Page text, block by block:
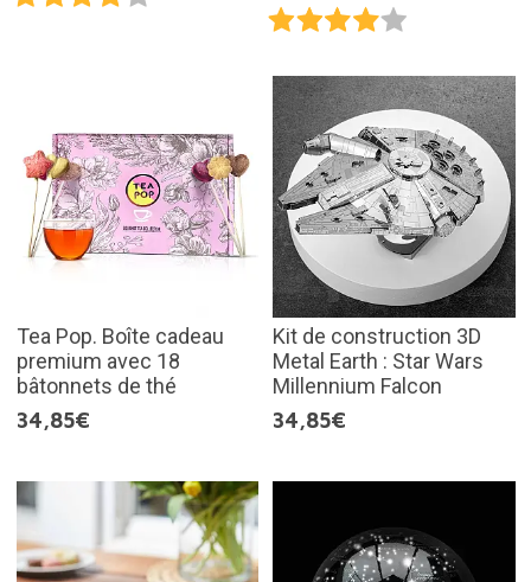
Tea Pop. Boîte cadeau
premium avec 18
bâtonnets de thé
34,85€
Kit de construction 3D
Metal Earth : Star Wars
Millennium Falcon
34,85€